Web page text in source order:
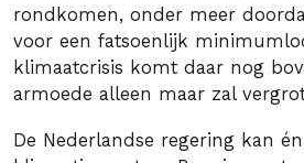
rondkomen, onder meer
voor een fatsoenlijk
klimaatcrisis komt daar nog
armoede alleen maar zal
De Nederlandse regering kan